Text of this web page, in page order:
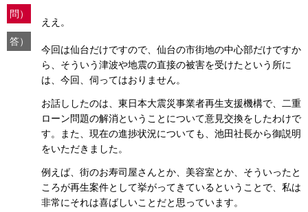
問）
ええ。
答）
今回は仙台だけですので、仙台の市街地の中心部だけですか
ら、そういう津波や地震の直接の被害を受けたという所に
は、今回、伺ってはおりません。
お話ししたのは、東日本大震災事業者再生支援機構で、二重
ローン問題の解消ということについて意見交換をしたわけで
す。また、現在の進捗状況についても、池田社長から御説明
をいただきました。
例えば、街のお寿司屋さんとか、美容室とか、そういったと
ころが再生案件として挙がってきているということで、私は
非常にそれは喜ばしいことだと思っています。